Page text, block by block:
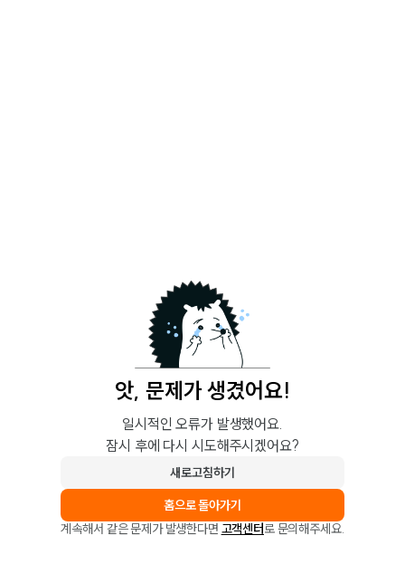
앗, 문제가 생겼어요!
일시적인 오류가 발생했어요.
잠시 후에 다시 시도해주시겠어요?
새로고침하기
홈으로 돌아가기
계속해서 같은 문제가 발생한다면 고객센터로 문의해주세요.